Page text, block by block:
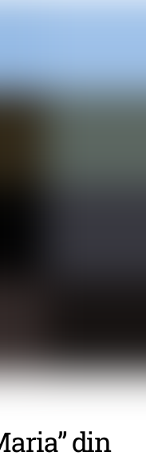
din